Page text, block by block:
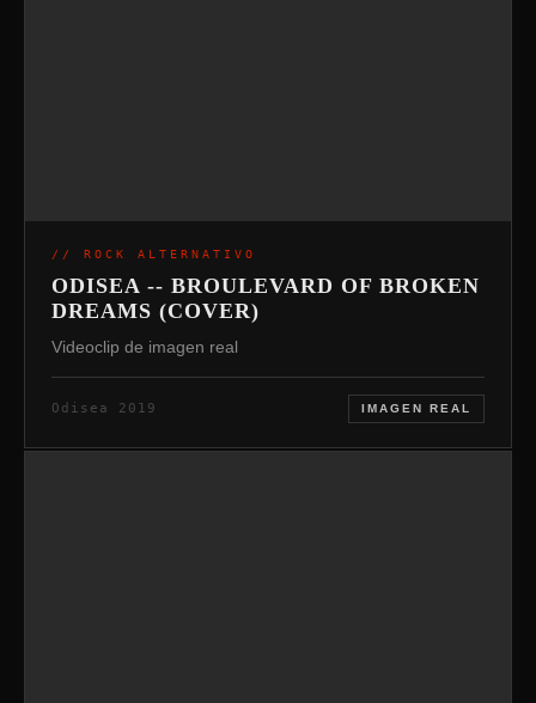
// ROCK ALTERNATIVO
ODISEA -- BROULEVARD OF BROKEN
DREAMS (COVER)
Videoclip de imagen real
Odisea 2019 IMAGEN REAL